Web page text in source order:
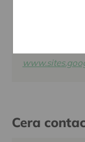
DUINHELM,
Cera